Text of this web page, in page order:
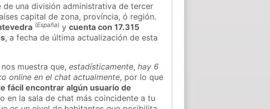
de una división administrativa de tercer
capital de zona, província, ó región.
(España) ycuenta con 17.315
, a fecha de última actualización de esta
muestra que,estadísticamente,hay 6
online en el chat actualmente, por lo que
fácil encontrar algún usuario de
en la sala de chat más coincidente a tu